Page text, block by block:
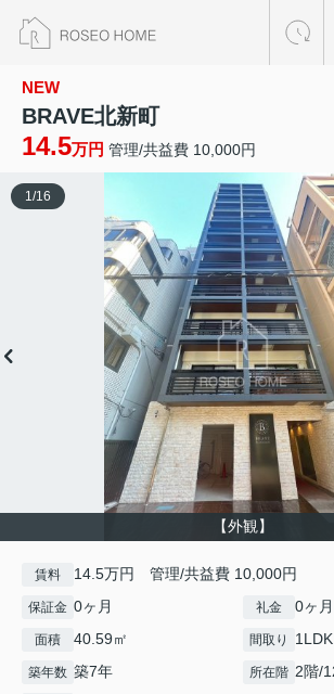
NEW
BRAVE北新町
14.5万円 管理/共益費 10,000円
【外観】
1 /16
賃料 14.5万円 管理/共益費 10,000円
保証金 0ヶ月 礼金 0ヶ月
面積 40.59㎡ 間取り 1LDK
築年数 築7年 所在階 2階/